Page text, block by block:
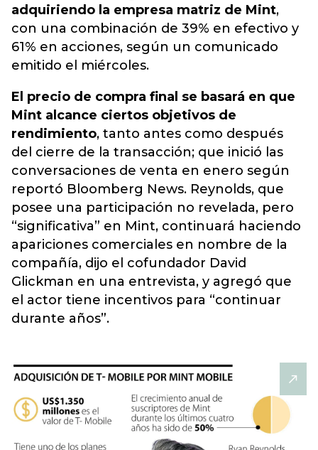
adquiriendo la empresa matriz de Mint,
con una combinación de 39% en efectivo y
61% en acciones, según un comunicado
emitido el miércoles.
El precio de compra final se basará en que
Mint alcance ciertos objetivos de
rendimiento, tanto antes como después
del cierre de la transacción; que inició las
conversaciones de venta en enero según
reportó Bloomberg News. Reynolds, que
posee una participación no revelada, pero
“significativa” en Mint, continuará haciendo
apariciones comerciales en nombre de la
compañía, dijo el cofundador David
Glickman en una entrevista, y agregó que
el actor tiene incentivos para “continuar
durante años”.